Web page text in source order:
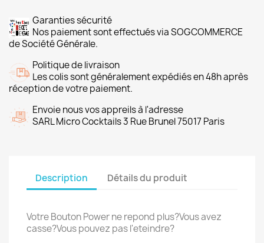
Garanties sécurité
Nos paiement sont effectués via SOGCOMMERCE
de Société Générale.
Politique de livraison
Les colis sont généralement expédiés en 48h après
réception de votre paiement.
Envoie nous vos appreils à l'adresse
SARL Micro Cocktails 3 Rue Brunel 75017 Paris
Description Détails du produit
Votre Bouton Power ne repond plus?Vous avez
casse?Vous pouvez pas l'eteindre?